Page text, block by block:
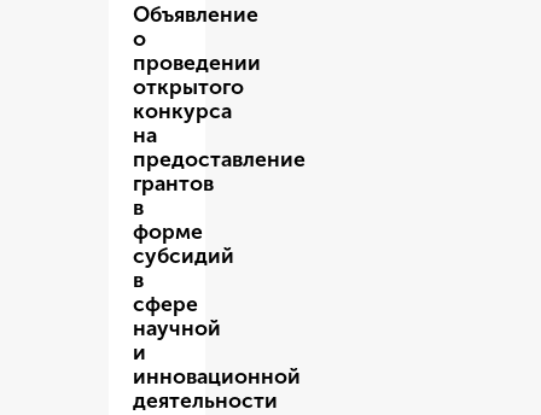
Объявление
о
проведении
открытого
конкурса
на
предоставление
грантов
в
форме
субсидий
в
сфере
научной
и
инновационной
деятельности